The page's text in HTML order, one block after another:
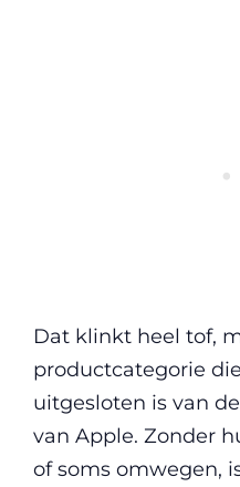
Dat klinkt heel tof,
productcategorie
uitgesloten is van
van Apple. Zonder
of soms omwegen,